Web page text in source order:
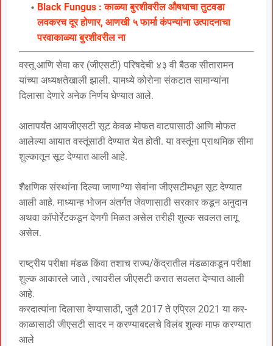
Black Fungus : काळ्या बुरशीवरील औषधाचा तुटवडा
लवकरच दूर होणार, आणखी ५ फार्मा कंपन्यांना उत्पादनाचा
परवाकाळ्या बुरशीवरील ना
वस्तू आणि सेवा कर (जीएसटी) परिषदेची ४३ वी बैठक सीतारामन
यांच्या अध्यक्षतेखाली झाली. यामध्ये कोरोना संकटात सामान्यांना
दिलासा देणारे अनेक निर्णय घेण्यात आले.
आतापर्यंत आयजीएसटी सूट केवळ मोफत वाटपासाठी आणि मोफत
आलेल्या आयात वस्तूंसाठी देण्यात येत होती. या वस्तूंना प्राथमिक सीमा
शुल्कातून सूट देण्यात आली आहे.
शैक्षणिक संस्थांना दिल्या जाणाºया सेवांना जीएसटीमधून सूट देण्यात
आली आहे. माध्यान्ह भोजन अंतर्गत जेवणासाठी सरकार कडून अनुदान
अथवा कॉपोर्रेटकडून देणगी मिळत असेल तरीही शुल्क सवलत लागू
असेल.
राष्ट्रीय परीक्षा मंडळ किंवा तशाच राज्य/केंद्रातील मंडळाकडून परीक्षा
शुल्क आकारले जाते , त्यावरील जीएसटी करात सवलत देण्यात आली
आहे.
करदात्यांना दिलासा देण्यासाठी, जुलै 2017 ते एप्रिल 2021 या कर-
काळासाठी जीएसटी सादर न करण्याबद्दलचे विलंब शुल्क माफ करण्यात
आले